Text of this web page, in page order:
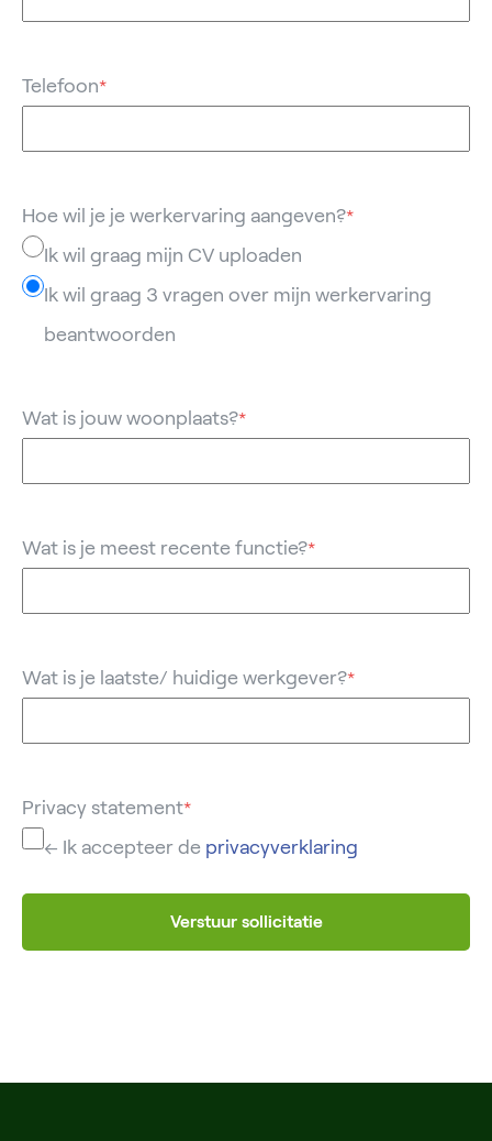
Telefoon*
Hoe wil je je werkervaring aangeven?*
Ik wil graag mijn CV uploaden
Ik wil graag 3 vragen over mijn werkervaring
beantwoorden
Wat is jouw woonplaats?*
Wat is je meest recente functie?*
Wat is je laatste/ huidige werkgever?*
Privacy statement*
← Ik accepteer de privacyverklaring
Verstuur sollicitatie